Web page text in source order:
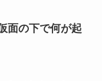
面の下で何が起